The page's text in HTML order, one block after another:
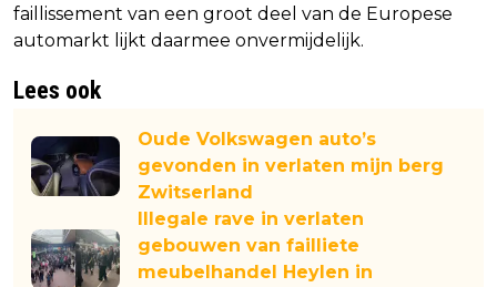
faillissement van een groot deel van de Europese
automarkt lijkt daarmee onvermijdelijk.
Lees ook
Oude Volkswagen auto’s
gevonden in verlaten mijn berg
Zwitserland
Illegale rave in verlaten
gebouwen van failliete
meubelhandel Heylen in